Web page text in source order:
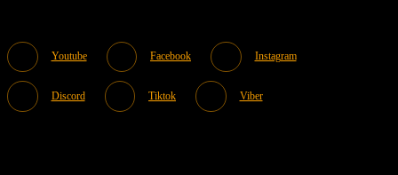
Youtube Facebook Instagram
Discord Tiktok Viber